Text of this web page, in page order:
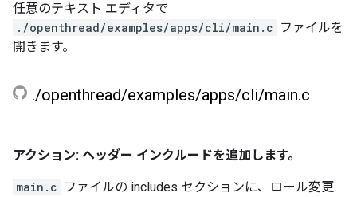
任意のテキスト エディタで
./openthread/examples/apps/cli/main.c ファイルを
開きます。
./openthread/examples/apps/cli/main.c
アクション: ヘッダー インクルードを追加します。
main.c ファイルの includes セクションに、ロール変更